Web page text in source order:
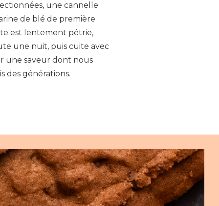
une cannelle
de blé de première
est lentement pétrie,
une nuit, puis cuite avec
une saveur dont nous
des générations.